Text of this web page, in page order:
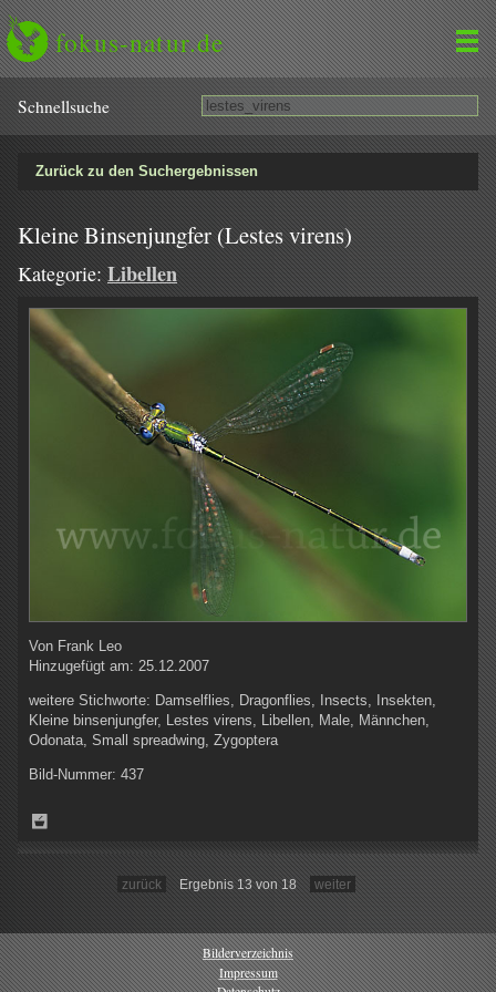
fokus-natur.de
Schnell­suche
Zurück zu den Suchergebnissen
Kleine Binsenjungfer (Lestes virens)
Kategorie: Libellen
Von Frank Leo
Hinzugefügt am: 25.12.2007
weitere Stichworte: Damselflies, Dragonflies, Insects, Insekten,
Kleine binsenjungfer, Lestes virens, Libellen, Male, Männchen,
Odonata, Small spreadwing, Zygoptera
Bild-Nummer: 437
zurück Ergebnis 13 von 18 weiter
Bilderverzeichnis
Impressum